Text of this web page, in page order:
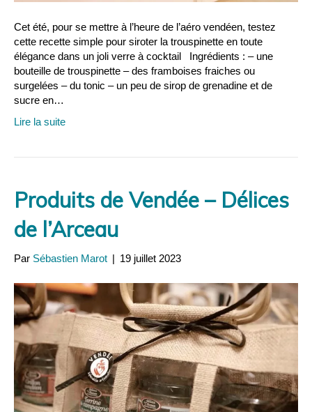
Cet été, pour se mettre à l’heure de l’aéro vendéen, testez
cette recette simple pour siroter la trouspinette en toute
élégance dans un joli verre à cocktail Ingrédients : – une
bouteille de trouspinette – des framboises fraiches ou
surgelées – du tonic – un peu de sirop de grenadine et de
sucre en…
Lire la suite
Produits de Vendée – Délices
de l’Arceau
Par Sébastien Marot | 19 juillet 2023